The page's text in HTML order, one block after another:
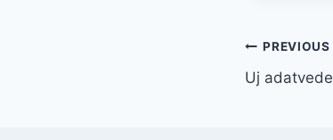
PREVIOUS
Uj